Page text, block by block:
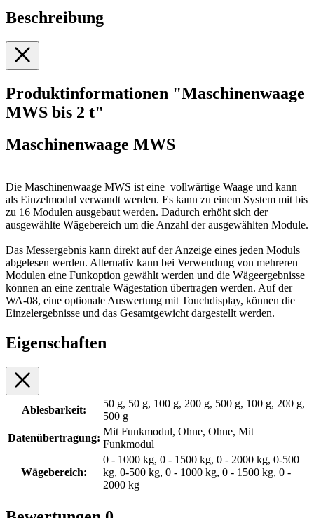
Beschreibung
Produktinformationen "Maschinenwaage
MWS bis 2 t"
Maschinenwaage MWS
Die Maschinenwaage MWS ist eine vollwärtige Waage und kann
als Einzelmodul verwandt werden. Es kann zu einem System mit bis
zu 16 Modulen ausgebaut werden. Dadurch erhöht sich der
ausgewählte Wägebereich um die Anzahl der ausgewählten Module.
Das Messergebnis kann direkt auf der Anzeige eines jeden Moduls
abgelesen werden. Alternativ kann bei Verwendung von mehreren
Modulen eine Funkoption gewählt werden und die Wägeergebnisse
können an eine zentrale Wägestation übertragen werden. Auf der
WA-08, eine optionale Auswertung mit Touchdisplay, können die
Einzelergebnisse und das Gesamtgewicht dargestellt werden.
Eigenschaften
Ablesbarkeit:
50 g, 50 g, 100 g, 200 g, 500 g, 100 g, 200 g,
500 g
Datenübertragung:
Mit Funkmodul, Ohne, Ohne, Mit
Funkmodul
Wägebereich:
0 - 1000 kg, 0 - 1500 kg, 0 - 2000 kg, 0-500
kg, 0-500 kg, 0 - 1000 kg, 0 - 1500 kg, 0 -
2000 kg